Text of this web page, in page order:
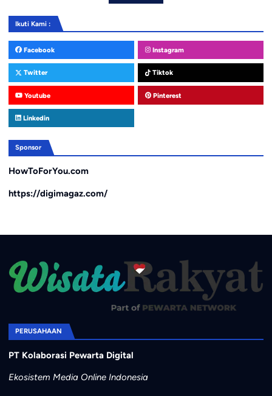
Ikuti Kami :
Facebook Instagram
Twitter Tiktok
Youtube Pinterest
Linkedin
Sponsor
HowToForYou.com
https://digimagaz.com/
PERUSAHAAN
PT Kolaborasi Pewarta Digital
Ekosistem Media Online Indonesia